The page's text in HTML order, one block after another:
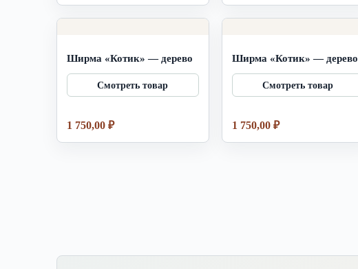
Ширма «Котик» — дерево
1 750,00 ₽
Ширма «Котик» — дерево
1 750,00 ₽